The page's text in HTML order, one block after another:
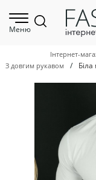
Меню
Інтернет-
З довгим рукавом /